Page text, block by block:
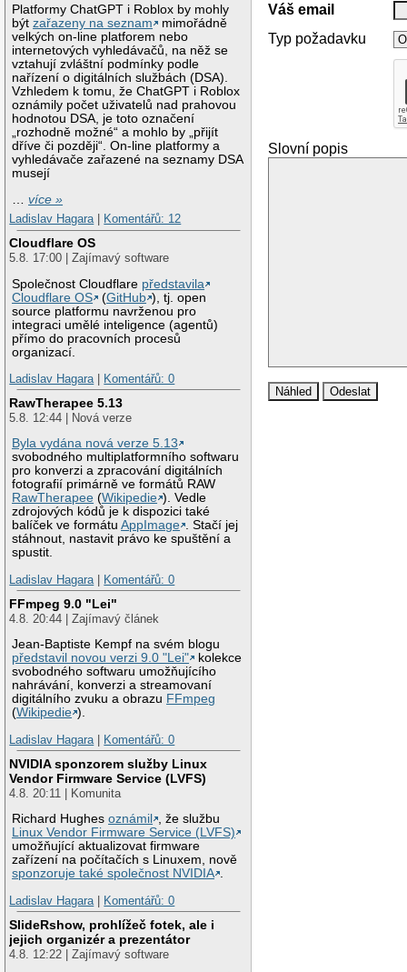
Platformy ChatGPT i Roblox by mohly
býtzařazeny na seznam
mimořádně
velkých on-line platforem nebo
internetových vyhledávačů, na něž se
vztahují zvláštní podmínky podle
nařízení o digitálních službách (DSA).
Vzhledem k tomu, že ChatGPT i Roblox
oznámily počet uživatelů nad prahovou
hodnotou DSA, je toto označení
„rozhodně možné“ a mohlo by „přijít
dříve či později“. On-line platformy a
vyhledávače zařazené na seznamy DSA
musejí
…více »
Ladislav Hagara| Komentářů: 12
Cloudflare OS
5.8. 17:00 | Zajímavý software
Společnost Cloudflare představila
Cloudflare OS
(GitHub ), tj. open
source platformu navrženou pro
integraci umělé inteligence (agentů)
přímo do pracovních procesů
organizací.
Ladislav Hagara| Komentářů: 0
RawTherapee 5.13
5.8. 12:44 | Nová verze
Byla vydána nová verze 5.13
svobodného multiplatformního softwaru
pro konverzi a zpracování digitálních
fotografií primárně ve formátů RAW
RawTherapee (Wikipedie ). Vedle
zdrojových kódů je k dispozici také
balíček ve formátuAppImage . Stačí jej
stáhnout, nastavit právo ke spuštění a
spustit.
Ladislav Hagara| Komentářů: 0
FFmpeg 9.0 "Lei"
4.8. 20:44 | Zajímavý článek
Jean-Baptiste Kempf na svém blogu
představil novou verzi 9.0 "Lei"
kolekce
svobodného softwaru umožňujícího
nahrávání, konverzi a streamovaní
digitálního zvuku a obrazu FFmpeg
(Wikipedie ).
Ladislav Hagara| Komentářů: 0
NVIDIA sponzorem služby Linux
Vendor Firmware Service (LVFS)
4.8. 20:11 | Komunita
Richard Hughesoznámil
, že službu
Linux Vendor Firmware Service (LVFS)
umožňující aktualizovat firmware
zařízení na počítačích s Linuxem, nově
sponzoruje také společnost NVIDIA .
Ladislav Hagara| Komentářů: 0
SlideRshow, prohlížeč fotek, ale i
jejich organizér a prezentátor
4.8. 12:22 | Zajímavý software
Váš email
Typ požadavku
Slovní popis